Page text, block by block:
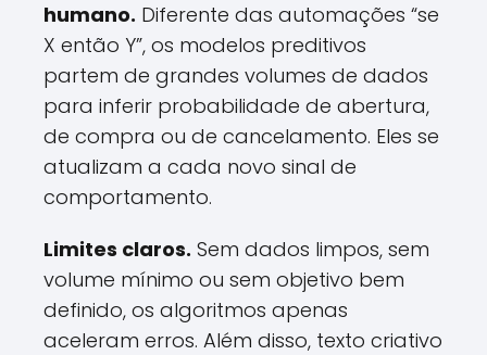
humano. Diferente das automações “se
X então Y”, os modelos preditivos
partem de grandes volumes de dados
para inferir probabilidade de abertura,
de compra ou de cancelamento. Eles se
atualizam a cada novo sinal de
comportamento.
Limites claros. Sem dados limpos, sem
volume mínimo ou sem objetivo bem
definido, os algoritmos apenas
aceleram erros. Além disso, texto criativo